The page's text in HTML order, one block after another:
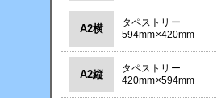
A2横
タペストリー
594mm×420mm
A2縦
タペストリー
420mm×594mm